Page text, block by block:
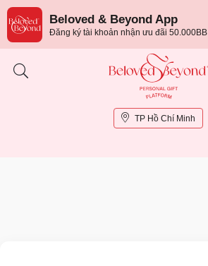
Beloved & Beyond App
Đăng ký tài khoản nhận ưu đãi 50.000BB
TP Hồ Chí Minh